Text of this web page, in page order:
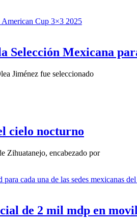
Selección Mexicana
Jiménez fue seleccionado
cielo nocturno
Zihuatanejo, encabezado por
de 2 mil mdp en